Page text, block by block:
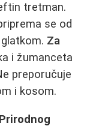
tretman.
se od
Za
i žumanceta
preporučuje
i kosom.